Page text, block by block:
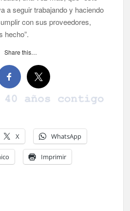
a seguir trabajando y haciendo
con sus proveedores,
hecho”.
Share this…
X WhatsApp
Imprimir